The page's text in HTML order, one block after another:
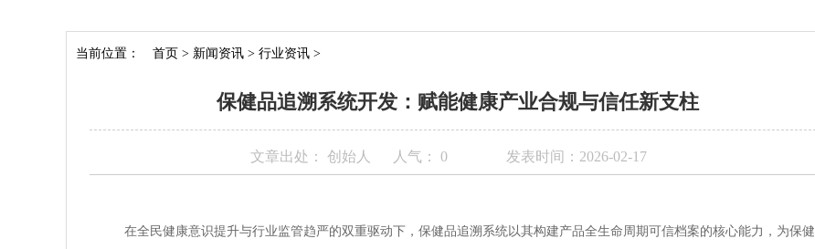
当前位置： 首页 > 新闻资讯 > 行业资讯 >
保健品追溯系统开发：赋能健康产业合规与信任新支柱
文章出处： 创始人 人气： 0 发表时间：2026-02-17
在全民健康意识提升与行业监管趋严的双重驱动下，保健品追溯系统以其构建产品全生命周期可信档案的核心能力，为保健